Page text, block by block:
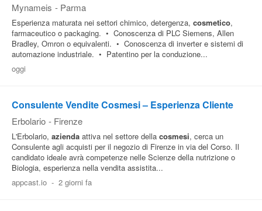
Mynameis - Parma
Esperienza maturata nei settori chimico, detergenza, cosmetico,
farmaceutico o packaging. • Conoscenza di PLC Siemens, Allen
Bradley, Omron o equivalenti. • Conoscenza di inverter e sistemi di
automazione industriale. • Patentino per la conduzione...
oggi
Consulente Vendite Cosmesi – Esperienza Cliente
Erbolario - Firenze
L'Erbolario, azienda attiva nel settore della cosmesi, cerca un
Consulente agli acquisti per il negozio di Firenze in via del Corso. Il
candidato ideale avrà competenze nelle Scienze della nutrizione o
Biologia, esperienza nella vendita assistita...
appcast.io - 2 giorni fa